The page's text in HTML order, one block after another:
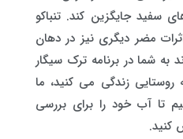
سفید جایگزین کند. تنباکو
مضر دیگری نیز در دهان
شما در برنامه ترک سیگار
زندگی می کنید، ما
تا آب خود را برای بررسی
کنید.